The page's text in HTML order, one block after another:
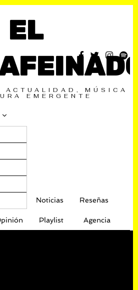
EL
ACTUALIDAD, MÚSICA
EMERGENTE
Noticias Reseñas
Playlist Agencia